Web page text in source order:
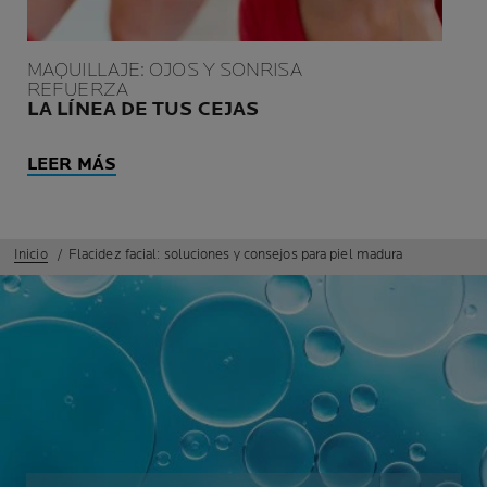
MAQUILLAJE: OJOS Y SONRISA
REFUERZA
LA LÍNEA DE TUS CEJAS
LEER MÁS
Inicio Flacidez facial: soluciones y consejos para piel madura